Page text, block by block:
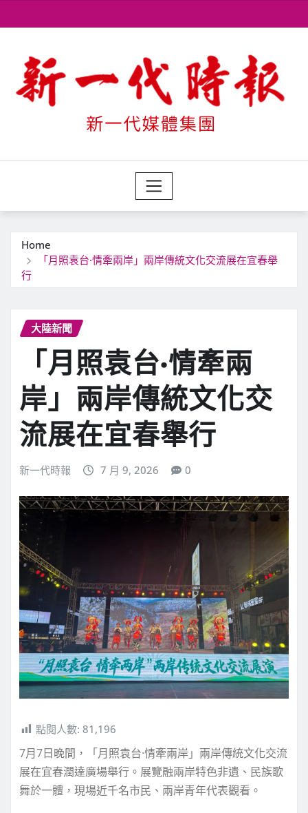
to
Home
「月照袁台·情牽兩岸」兩岸傳統文化交流展在宜春舉
行
大陸新聞
「月照袁台·情牽兩
岸」兩岸傳統文化交
流展在宜春舉行
新一代時報 7 月 9, 2026 0
點閱人數: 81,196
7月7日晚間，「月照袁台·情牽兩岸」兩岸傳統文化交流
展在宜春潤達廣場舉行。展覽融兩岸特色非遺、民族歌
舞於一體，現場近千名市民、兩岸青年代表觀看。